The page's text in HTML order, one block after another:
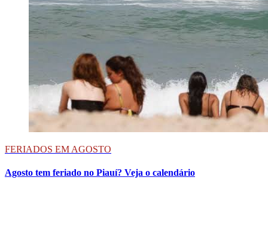
FERIADOS EM AGOSTO
Agosto tem feriado no Piauí? Veja o calendário